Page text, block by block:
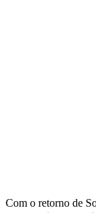
Com o retorno de